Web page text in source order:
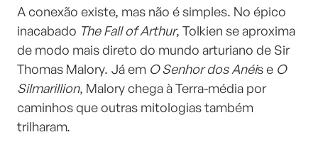
A conexão existe, mas não é simples. No épico
inacabado The Fall of Arthur, Tolkien se aproxima
de modo mais direto do mundo arturiano de Sir
Thomas Malory. Já em O Senhor dos Anéis e O
Silmarillion, Malory chega à Terra-média por
caminhos que outras mitologias também
trilharam.